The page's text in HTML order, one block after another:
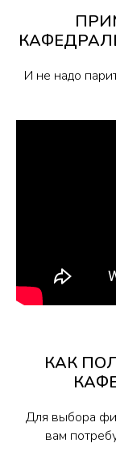
И не надо
КАК
Для выбора
вам